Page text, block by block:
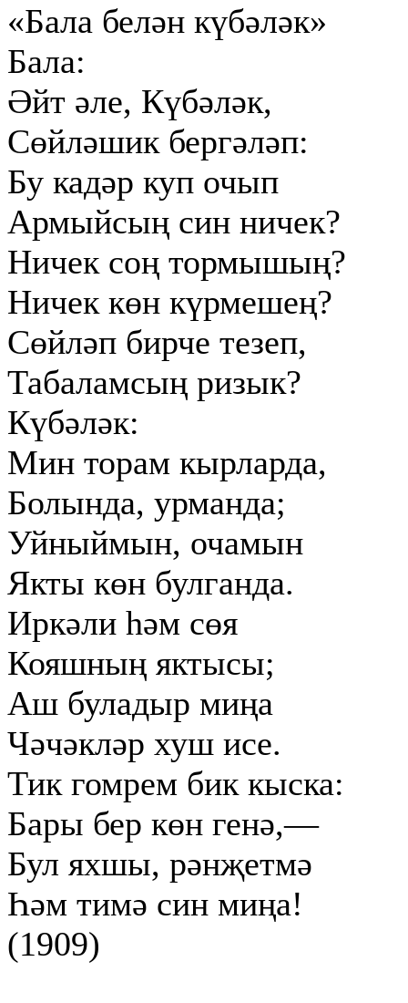
«Бала белән күбәләк»
Бала:
Әйт әле, Күбәләк,
Сөйләшик бергәләп:
Бу кадәр куп очып
Армыйсың син ничек?
Ничек соң тормышың?
Ничек көн күрмешең?
Сөйләп бирче тезеп,
Табаламсың ризык?
Күбәләк:
Мин торам кырларда,
Болында, урманда;
Уйныймын, очамын
Якты көн булганда.
Иркәли һәм сөя
Кояшның яктысы;
Аш буладыр миңа
Чәчәкләр хуш исе.
Тик гомрем бик кыска:
Бары бер көн генә,—
Бул яхшы, рәнҗетмә
Һәм тимә син миңа!
(1909)